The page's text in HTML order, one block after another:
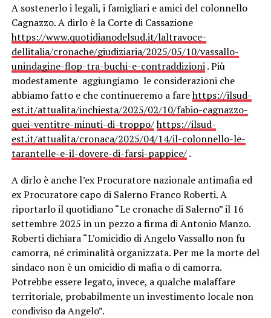
A sostenerlo i legali, i famigliari e amici del colonnello
Cagnazzo. A dirlo è la Corte di Cassazione
https://www.quotidianodelsud.it/laltravoce-
dellitalia/cronache/giudiziaria/2025/05/10/vassallo-
unindagine-flop-tra-buchi-e-contraddizioni. Più
modestamente aggiungiamo le considerazioni che
abbiamo fatto e che continueremo a farehttps://ilsud-
est.it/attualita/inchiesta/2025/02/10/fabio-cagnazzo-
quei-ventitre-minuti-di-troppo/https://ilsud-
est.it/attualita/cronaca/2025/04/14/il-colonnello-le-
tarantelle-e-il-dovere-di-farsi-pappice/.
A dirlo è anche l’ex Procuratore nazionale antimafia ed
ex Procuratore capo di Salerno Franco Roberti. A
riportarlo il quotidiano “Le cronache di Salerno” il 16
settembre 2025 in un pezzo a firma di Antonio Manzo.
Roberti dichiara “L’omicidio di Angelo Vassallo non fu
camorra, né criminalità organizzata. Per me la morte del
sindaco non è un omicidio di mafia o di camorra.
Potrebbe essere legato, invece, a qualche malaffare
territoriale, probabilmente un investimento locale non
condiviso da Angelo”.